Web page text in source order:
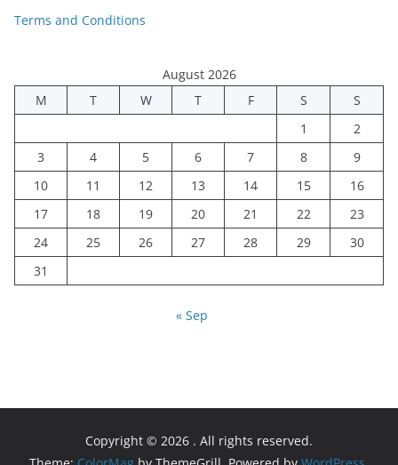
Terms and Conditions
August 2026
M
T W T F S
S
1
2
3
4 5 6 7 8
9
10
11 12 13 14 15
16
17
18 19 20 21 22
23
24
25 26 27 28 29
30
31
« Sep
Copyright © 2026 . All rights reserved.